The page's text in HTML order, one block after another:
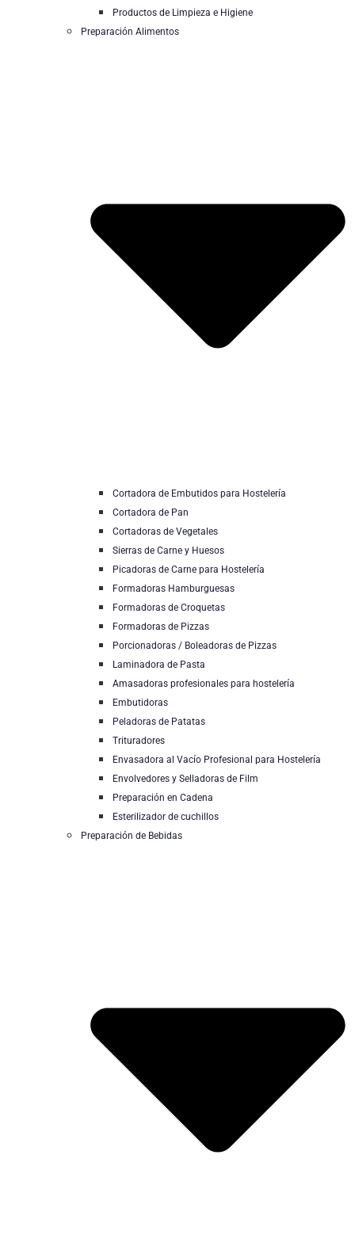
Productos de Limpieza e Higiene
Preparación Alimentos
Cortadora de Embutidos para Hostelería
Cortadora de Pan
Cortadoras de Vegetales
Sierras de Carne y Huesos
Picadoras de Carne para Hostelería
Formadoras Hamburguesas
Formadoras de Croquetas
Formadoras de Pizzas
Porcionadoras / Boleadoras de Pizzas
Laminadora de Pasta
Amasadoras profesionales para hostelería
Embutidoras
Peladoras de Patatas
Trituradores
Envasadora al Vacío Profesional para Hostelería
Envolvedores y Selladoras de Film
Preparación en Cadena
Esterilizador de cuchillos
Preparación de Bebidas